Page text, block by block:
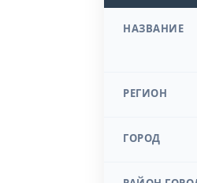
НАЗВАНИЕ
РЕГИОН
ГОРОД